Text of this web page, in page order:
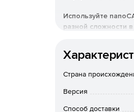
Используйте
разной сложности
Основные
Удобные базовые
стержень
Страна
Версия
Способ доставки